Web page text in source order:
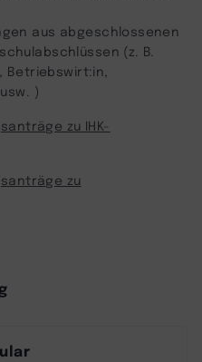
aus abgeschlossenen
(z. B.
Betriebswirt:in,
)
zu IHK-
zu